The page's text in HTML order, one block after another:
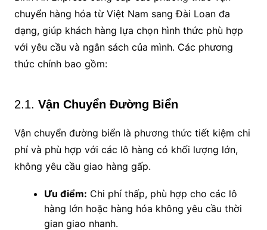
chuyển hàng hóa từ Việt Nam sang Đài Loan đa
dạng, giúp khách hàng lựa chọn hình thức phù hợp
với yêu cầu và ngân sách của mình. Các phương
thức chính bao gồm:
2.1. Vận Chuyển Đường Biển
Vận chuyển đường biển là phương thức tiết kiệm chi
phí và phù hợp với các lô hàng có khối lượng lớn,
không yêu cầu giao hàng gấp.
Ưu điểm: Chi phí thấp, phù hợp cho các lô
hàng lớn hoặc hàng hóa không yêu cầu thời
gian giao nhanh.